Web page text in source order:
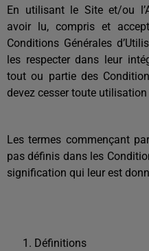
En utilisant le Site et/ou
avoir lu, compris et
Conditions Générales
les respecter dans leur
tout ou partie des
devez cesser toute
Les termes commençant
pas définis dans les
signification qui leur est
Définitions